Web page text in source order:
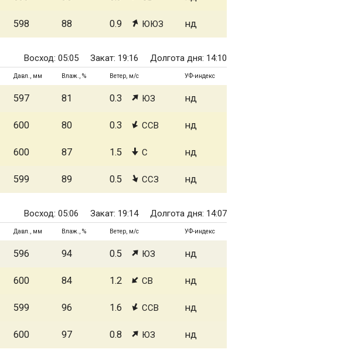
598 88 0.9 ЮЮЗ нд
Восход: 05:05 Закат: 19:16 Долгота дня: 14:10
Давл., мм Влаж., % Ветер, м/с УФ-индекс
597 81 0.3 ЮЗ нд
600 80 0.3 ССВ нд
600 87 1.5 С нд
599 89 0.5 ССЗ нд
Восход: 05:06 Закат: 19:14 Долгота дня: 14:07
Давл., мм Влаж., % Ветер, м/с УФ-индекс
596 94 0.5 ЮЗ нд
600 84 1.2 СВ нд
599 96 1.6 ССВ нд
600 97 0.8 ЮЗ нд